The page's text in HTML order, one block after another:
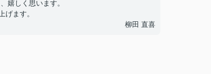
嬉しく思います。
げます。
柳田 直喜